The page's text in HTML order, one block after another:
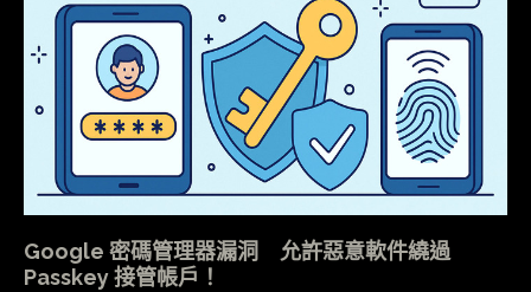
Google 密碼管理器漏洞 允許惡意軟件繞過
Passkey 接管帳戶！